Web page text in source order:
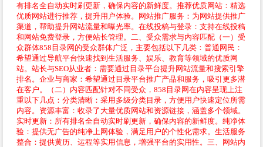
有排名全自动实时刷更新，确保内容的新鲜度。推荐优质网站：精选
优质网站进行推荐，提升用户体验。网站推广服务：为网站提供推广
渠道，帮助提升网站流量和曝光率。在线投稿与登录：支持在线投稿
和网站免费登录，方便站长管理。二、受众需求与内容匹配（一）受
众群体858目录网的受众群体广泛，主要包括以下几类：普通网民：
希望通过导航平台快速找到生活服务、娱乐、教育等领域的优质网
站。站长与SEO从业者：需要通过目录平台提升网站流量和搜索引擎
排名。企业与商家：希望通过目录平台推广产品和服务，吸引更多潜
在客户。（二）内容匹配针对不同受众，858目录网在内容呈现上注
重以下几点：分类清晰：采用多级分类目录，方便用户快速定位所需
内容。资源丰富：收录了大量优质网站和资源链接，涵盖多个领域。
实时更新：所有排名全自动实时刷更新，确保内容的新鲜度。纯净体
验：提供无广告的纯净上网体验，满足用户的个性化需求。生活服务
整合：提供黄历、运程等实用信息，增强平台的实用性。三、网站内